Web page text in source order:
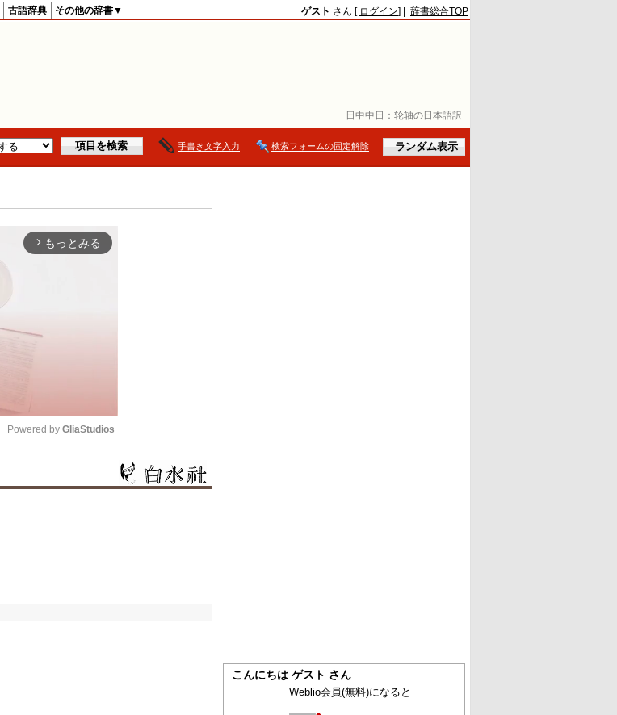
日中中日： 轮轴の日本語訳
古語辞典 その他の辞書▼ ゲスト さん [ ログイン] | 辞書総合TOP
手書き文字入力 検索フォームの固定解除
arrow_forward_ios もっとみる
Powered by GliaStudios
こんにちは ゲスト さん
Weblio会員(無料)になると